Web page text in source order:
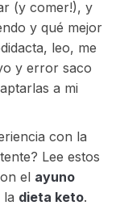
(y comer!), y
y qué mejor
leo, me
y error saco
a mi
con la
Lee estos
el ayuno
la dieta keto.